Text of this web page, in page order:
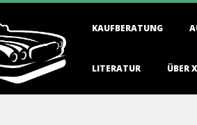
KAUFBERATUNG
LITERATUR ÜBER